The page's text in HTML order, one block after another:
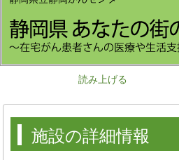
読み上げる
施設の詳細情報